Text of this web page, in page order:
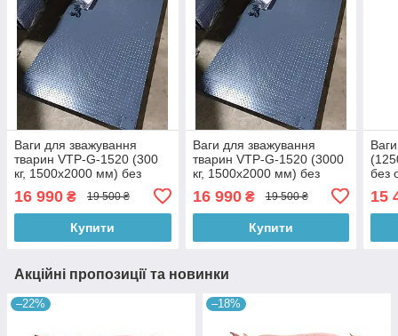
Ваги для зважування
тварин VTP-G-1520 (300
кг, 1500х2000 мм) без
16 990 ₴ 19 500 ₴
Купити
Ваги для зважування
тварин VTP-G-1520 (3000
кг, 1500х2000 мм) без
16 990₴ 19 500 ₴
Купити
без
15
Акційні пропозиції та новинки
–22% –18%